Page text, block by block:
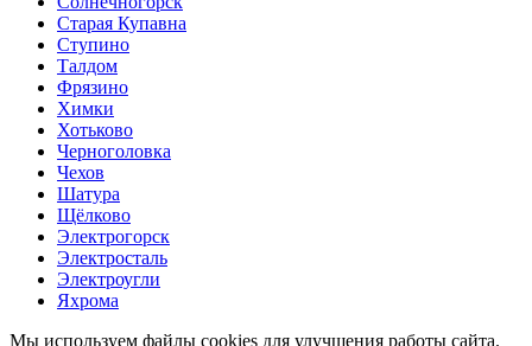
Старая Купавна
Ступино
Талдом
Фрязино
Химки
Хотьково
Черноголовка
Чехов
Шатура
Щёлково
Электрогорск
Электросталь
Электроугли
Яхрома
Мы используем файлы cookies для улучшения работы сайта.